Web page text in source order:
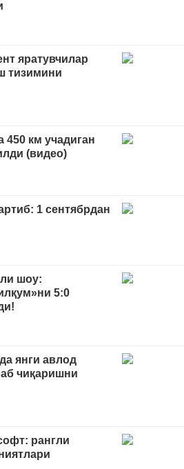
яратувчилар
тизимини
450 км учадиган
(видео)
1 сентябрдан
шоу:
5:0
янги авлод
чиқаришни
рангли